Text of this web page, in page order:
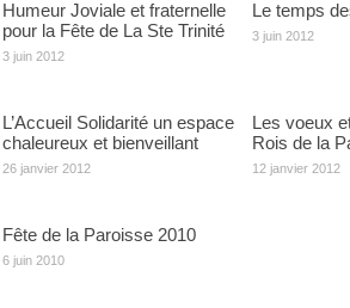
Humeur Joviale et fraternelle
pour la Fête de La Ste Trinité
3 juin 2012
Le temps
3 juin 2012
L’Accueil Solidarité un espace
chaleureux et bienveillant
26 janvier 2012
Les voeux
Rois de la
12 janvier 2012
Fête de la Paroisse 2010
6 juin 2010